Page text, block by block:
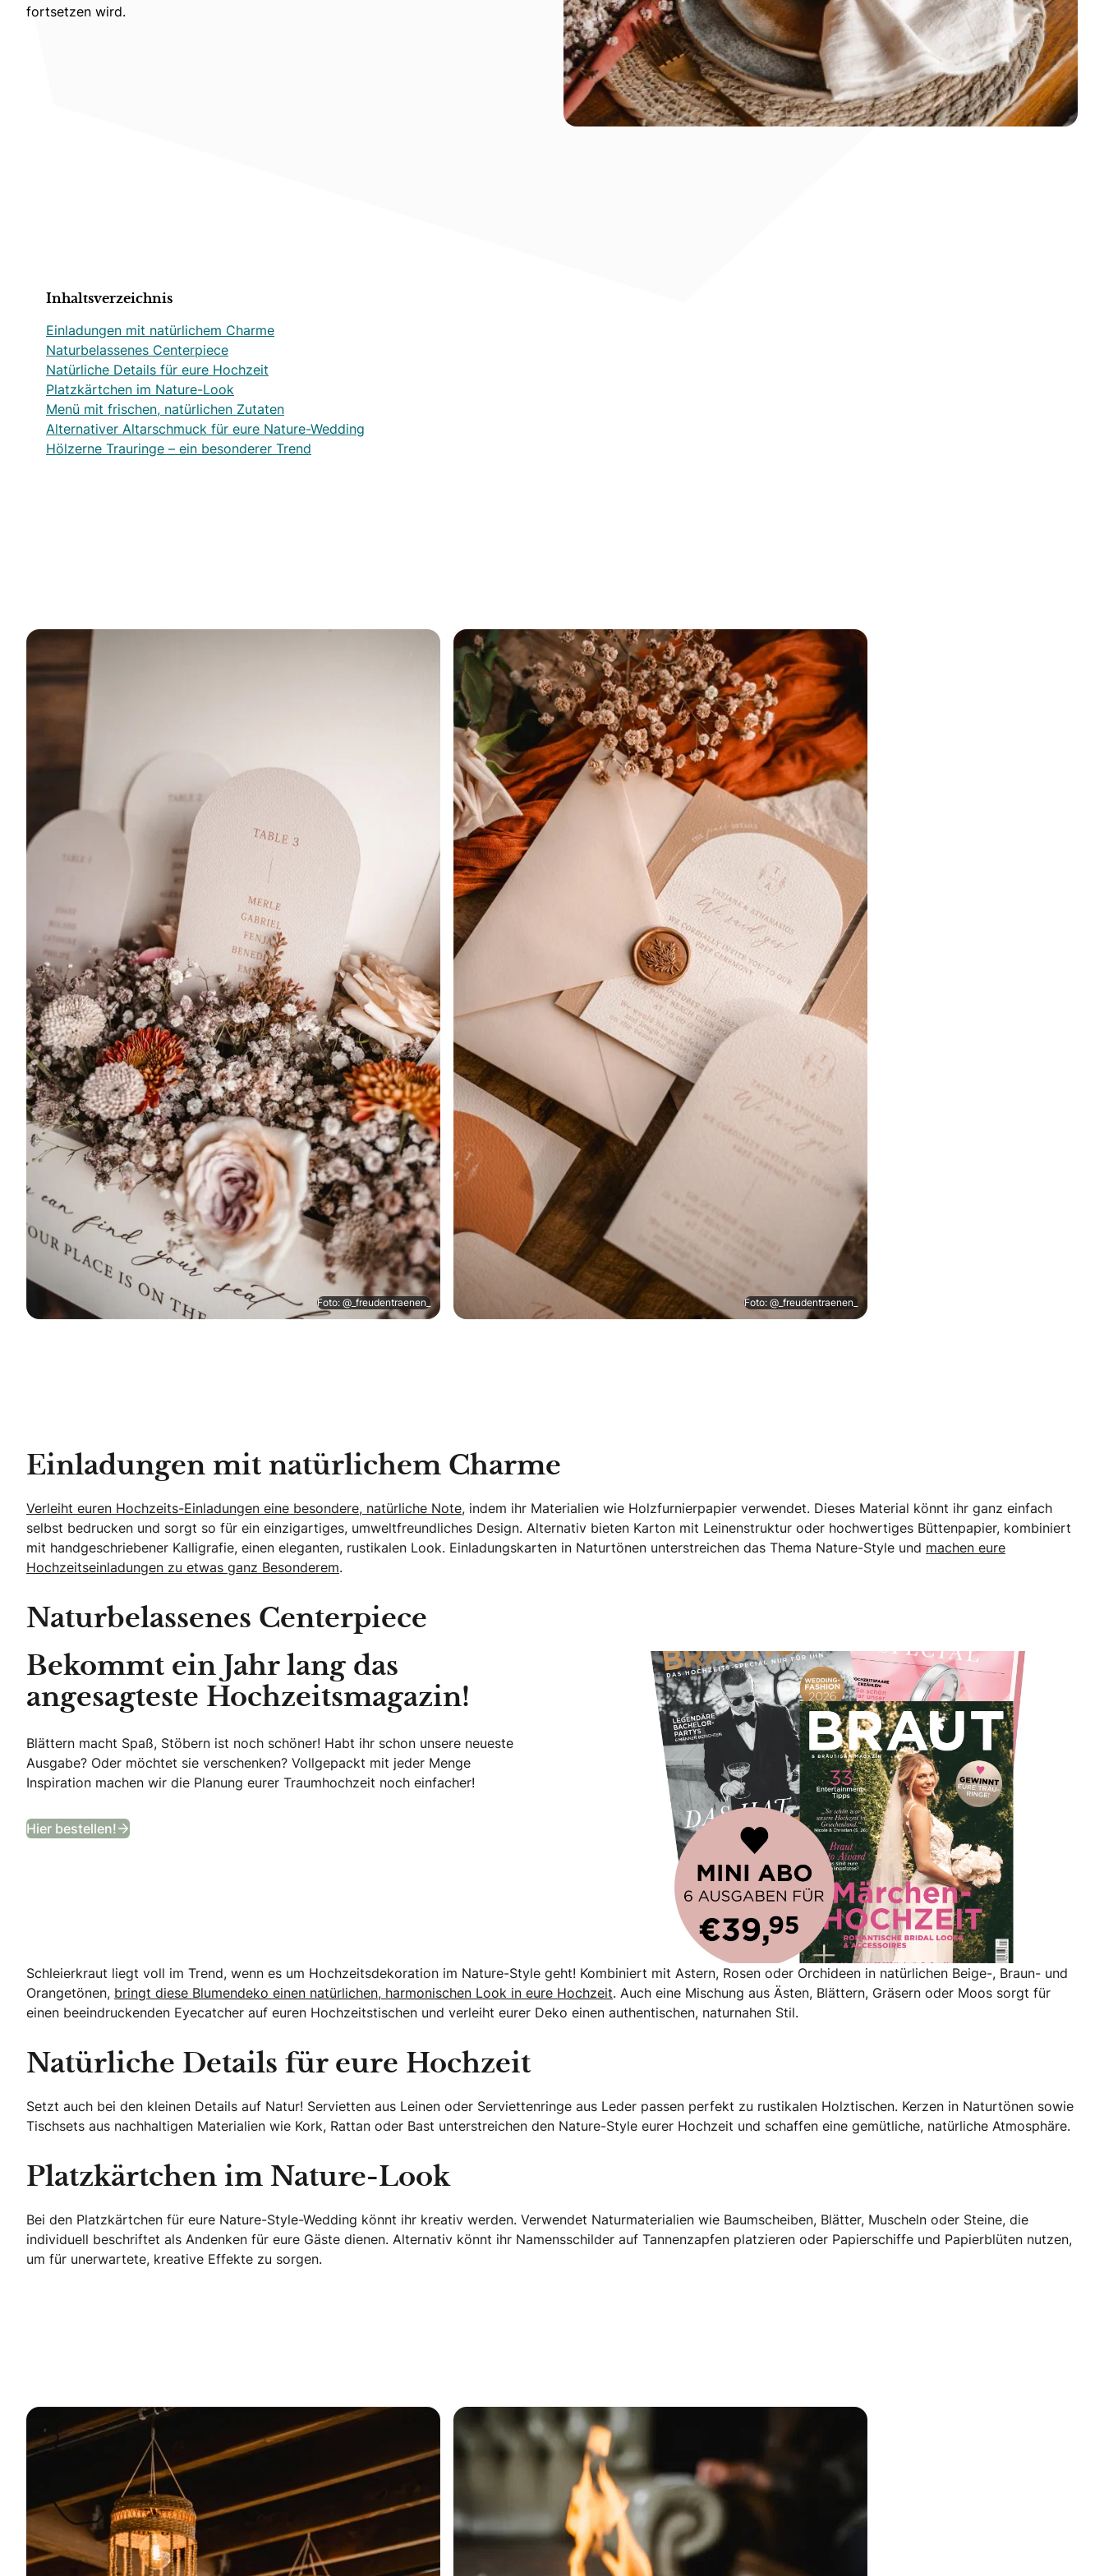
fortsetzen wird.
Inhaltsverzeichnis
Einladungen mit natürlichem Charme
Naturbelassenes Centerpiece
Natürliche Details für eure Hochzeit
Platzkärtchen im Nature-Look
Menü mit frischen, natürlichen Zutaten
Alternativer Altarschmuck für eure Nature-Wedding
Hölzerne Trauringe – ein besonderer Trend
Foto: @_freudentraenen_ Foto: @_freudentraenen_
Einladungen mit natürlichem Charme
Verleiht euren Hochzeits-Einladungen eine besondere, natürliche Note, indem ihr Materialien wie Holzfurnierpapier verwendet. Dieses Material könnt ihr ganz einfach
selbst bedrucken und sorgt so für ein einzigartiges, umweltfreundliches Design. Alternativ bieten Karton mit Leinenstruktur oder hochwertiges Büttenpapier, kombiniert
mit handgeschriebener Kalligrafie, einen eleganten, rustikalen Look. Einladungskarten in Naturtönen unterstreichen das Thema Nature-Style und machen eure
Hochzeitseinladungen zu etwas ganz Besonderem.
Naturbelassenes Centerpiece
Bekommt ein Jahr lang das
angesagteste Hochzeitsmagazin!
Blättern macht Spaß, Stöbern ist noch schöner! Habt ihr schon unsere neueste
Ausgabe? Oder möchtet sie verschenken? Vollgepackt mit jeder Menge
Inspiration machen wir die Planung eurer Traumhochzeit noch einfacher!
Hier bestellen!
Schleierkraut liegt voll im Trend, wenn es um Hochzeitsdekoration im Nature-Style geht! Kombiniert mit Astern, Rosen oder Orchideen in natürlichen Beige-, Braun- und
Orangetönen, bringt diese Blumendeko einen natürlichen, harmonischen Look in eure Hochzeit. Auch eine Mischung aus Ästen, Blättern, Gräsern oder Moos sorgt für
einen beeindruckenden Eyecatcher auf euren Hochzeitstischen und verleiht eurer Deko einen authentischen, naturnahen Stil.
Natürliche Details für eure Hochzeit
Setzt auch bei den kleinen Details auf Natur! Servietten aus Leinen oder Serviettenringe aus Leder passen perfekt zu rustikalen Holztischen. Kerzen in Naturtönen sowie
Tischsets aus nachhaltigen Materialien wie Kork, Rattan oder Bast unterstreichen den Nature-Style eurer Hochzeit und schaffen eine gemütliche, natürliche Atmosphäre.
Platzkärtchen im Nature-Look
Bei den Platzkärtchen für eure Nature-Style-Wedding könnt ihr kreativ werden. Verwendet Naturmaterialien wie Baumscheiben, Blätter, Muscheln oder Steine, die
individuell beschriftet als Andenken für eure Gäste dienen. Alternativ könnt ihr Namensschilder auf Tannenzapfen platzieren oder Papierschiffe und Papierblüten nutzen,
um für unerwartete, kreative Effekte zu sorgen.